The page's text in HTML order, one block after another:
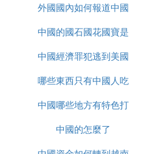
外國國內如何報道中國
疫情
中國的國石國花國寶是
什麼
中國經濟罪犯逃到美國
怎麼辦
哪些東西只有中國人吃
中國哪些地方有特色打
鼓
中國的怎麼了